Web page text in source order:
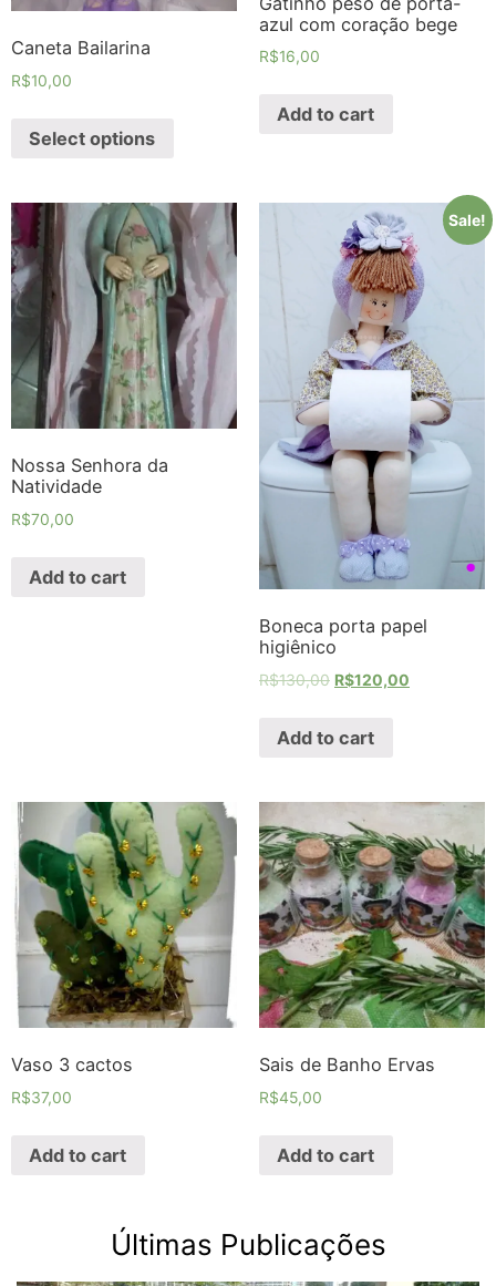
Caneta Bailarina
R$10,00
Select options
azul com coração bege
R$16,00
Add to cart
Nossa Senhora da
Natividade
R$70,00
Add to cart
Sale!
Boneca porta papel
higiênico
R$130,00 R$120,00
Add to cart
Vaso 3 cactos
R$37,00
Add to cart
Sais de Banho Ervas
R$45,00
Add to cart
Últimas Publicações